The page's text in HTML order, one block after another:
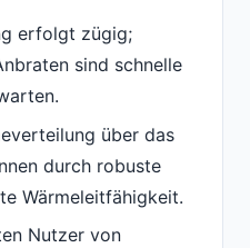
erfolgt zügig;
sind schnelle
über das
durch robuste
Wärmeleitfähigkeit.
Nutzer von